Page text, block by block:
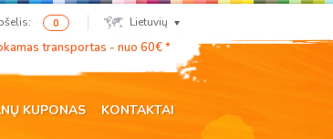
0 Lietuvių
transportas - nuo 60€ *
KUPONAS KONTAKTAI